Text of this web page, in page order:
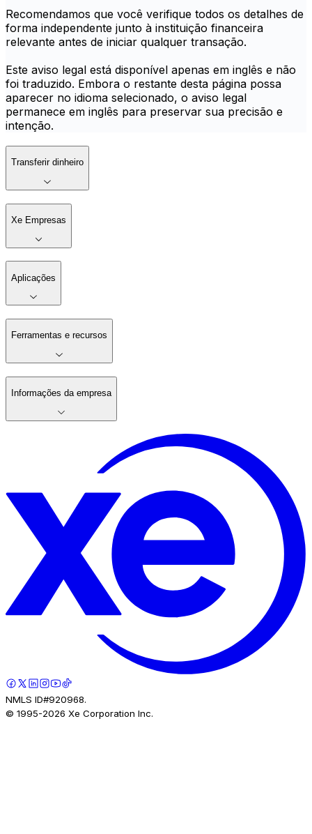
Recomendamos que você verifique todos os detalhes de
forma independente junto à instituição financeira
relevante antes de iniciar qualquer transação.
Este aviso legal está disponível apenas em inglês e não
foi traduzido. Embora o restante desta página possa
aparecer no idioma selecionado, o aviso legal
permanece em inglês para preservar sua precisão e
intenção.
Transferir dinheiro
Xe Empresas
Aplicações
Ferramentas e recursos
Informações da empresa
NMLS ID#920968.
© 1995-2026 Xe Corporation Inc.